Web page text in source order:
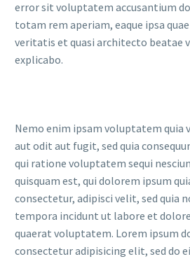
error sit voluptatem accusantium
totam rem aperiam, eaque ipsa
veritatis et quasi architecto beatae
explicabo.
Nemo enim ipsam voluptatem quia
aut odit aut fugit, sed quia
qui ratione voluptatem sequi
quisquam est, qui dolorem ipsum
consectetur, adipisci velit, sed quia
tempora incidunt ut labore et
quaerat voluptatem. Lorem ipsum
consectetur adipisicing elit, sed do